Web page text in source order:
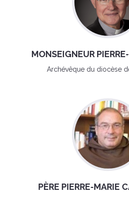
MONSEIGNEUR
Archévêque du diocèse
PÈRE PIERRE-MARIE